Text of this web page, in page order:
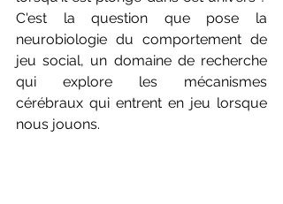
C'est la question que pose la
neurobiologie du comportement de
jeu social, un domaine de recherche
qui explore les mécanismes
cérébraux qui entrent en jeu lorsque
nous jouons.